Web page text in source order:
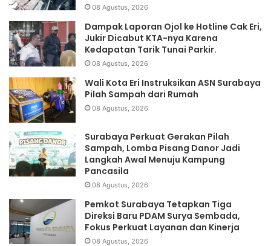
08 Agustus, 2026
Dampak Laporan Ojol ke Hotline Cak Eri,
Jukir Dicabut KTA-nya Karena
Kedapatan Tarik Tunai Parkir.
08 Agustus, 2026
Wali Kota Eri Instruksikan ASN Surabaya
Pilah Sampah dari Rumah
08 Agustus, 2026
Surabaya Perkuat Gerakan Pilah
Sampah, Lomba Pisang Danor Jadi
Langkah Awal Menuju Kampung
Pancasila
08 Agustus, 2026
Pemkot Surabaya Tetapkan Tiga
Direksi Baru PDAM Surya Sembada,
Fokus Perkuat Layanan dan Kinerja
08 Agustus, 2026